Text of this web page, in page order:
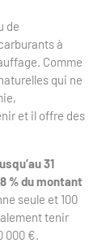
de
à
Comme
qui ne
et il offre des
31
% du montant
seule et 100
tenir
000 €.